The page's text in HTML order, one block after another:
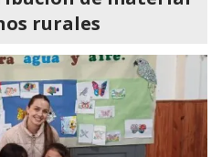
rurales